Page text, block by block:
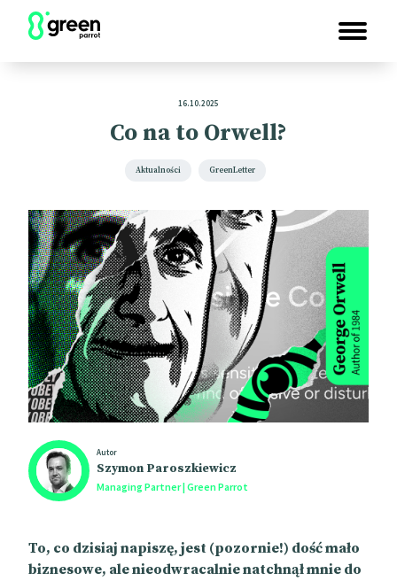
16.10.2025
Co na to Orwell?
Aktualności GreenLetter
Autor
Szymon Paroszkiewicz
Managing Partner | Green Parrot
To, co dzisiaj napiszę, jest (pozornie!) dość mało
biznesowe, ale nieodwracalnie natchnął mnie do